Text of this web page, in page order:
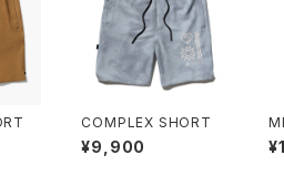
COMPLEX SHORT
¥9,900